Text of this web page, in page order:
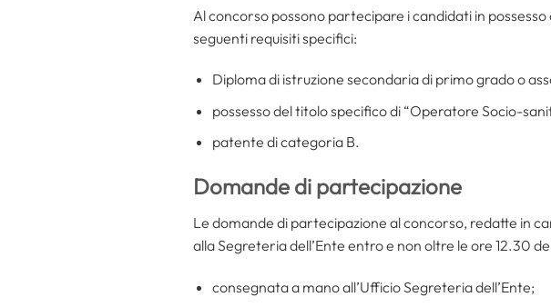
Al concorso possono partecipare i candidati in possesso
seguenti requisiti specifici:
Diploma di istruzione secondaria di primo grado o
possesso del titolo specifico di “Operatore Socio-
patente di categoria B.
Domande di partecipazione
Le domande di partecipazione al concorso, redatte in
alla Segreteria dell’Ente entro e non oltre le ore 12.30
consegnata a mano all’Ufficio Segreteria dell’Ente;